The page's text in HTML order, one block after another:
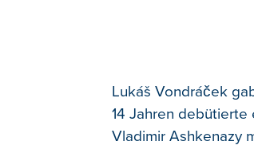
Lukáš Vondráček
14 Jahren debütierte
Vladimir Ashkenazy